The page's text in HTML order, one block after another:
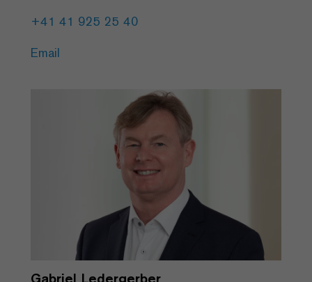
+41 41 925 25 40
Email
Gabriel Ledergerber